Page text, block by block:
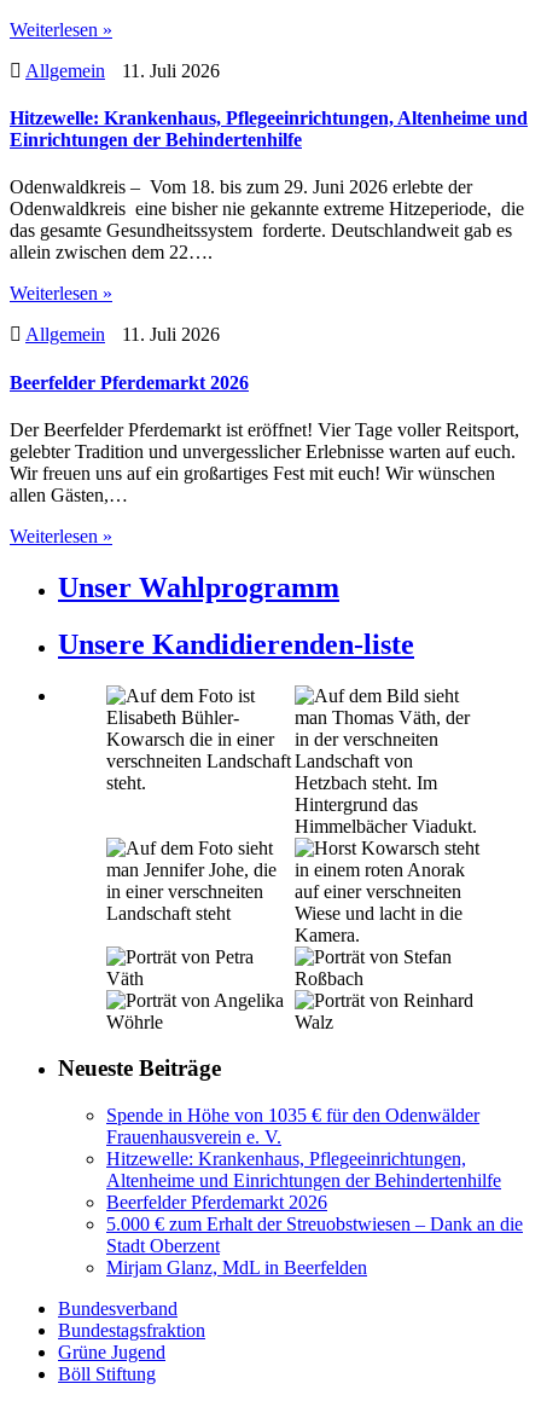
Weiterlesen »
Allgemein
11. Juli 2026
Hitzewelle: Krankenhaus, Pflegeeinrichtungen, Altenheime und
Einrichtungen der Behindertenhilfe
Odenwaldkreis – Vom 18. bis zum 29. Juni 2026 erlebte der
Odenwaldkreis eine bisher nie gekannte extreme Hitzeperiode, die
das gesamte Gesundheitssystem forderte. Deutschlandweit gab es
allein zwischen dem 22….
Weiterlesen »
Allgemein
11. Juli 2026
Beerfelder Pferdemarkt 2026
Der Beerfelder Pferdemarkt ist eröffnet! Vier Tage voller Reitsport,
gelebter Tradition und unvergesslicher Erlebnisse warten auf euch.
Wir freuen uns auf ein großartiges Fest mit euch! Wir wünschen
allen Gästen,…
Weiterlesen »
Unser Wahlprogramm
Unsere Kandidierenden-liste
Neueste Beiträge
Spende in Höhe von 1035 € für den Odenwälder
Frauenhausverein e. V.
Hitzewelle: Krankenhaus, Pflegeeinrichtungen,
Altenheime und Einrichtungen der Behindertenhilfe
Beerfelder Pferdemarkt 2026
5.000 € zum Erhalt der Streuobstwiesen – Dank an die
Stadt Oberzent
Mirjam Glanz, MdL in Beerfelden
Bundesverband
Bundestagsfraktion
Grüne Jugend
Böll Stiftung